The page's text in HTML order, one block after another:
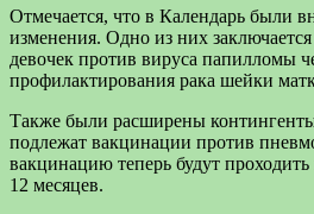
Отмечается, что в Календарь были
изменения. Одно из них
девочек против вируса папилломы
профилактирования рака шейки
Также были расширены
подлежат вакцинации против
вакцинацию теперь будут проходить
12 месяцев.